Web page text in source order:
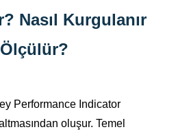
Nasıl Kurgulanır
Performance Indicator
oluşur. Temel